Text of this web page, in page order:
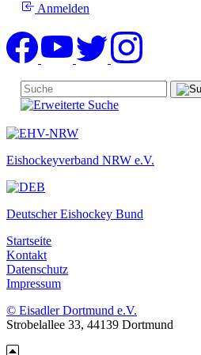
Anmelden
Eishockeyverband NRW e.V.
Deutscher Eishockey Bund
Startseite
Kontakt
Datenschutz
Impressum
© Eisadler Dortmund e.V.
Strobelallee 33, 44139 Dortmund